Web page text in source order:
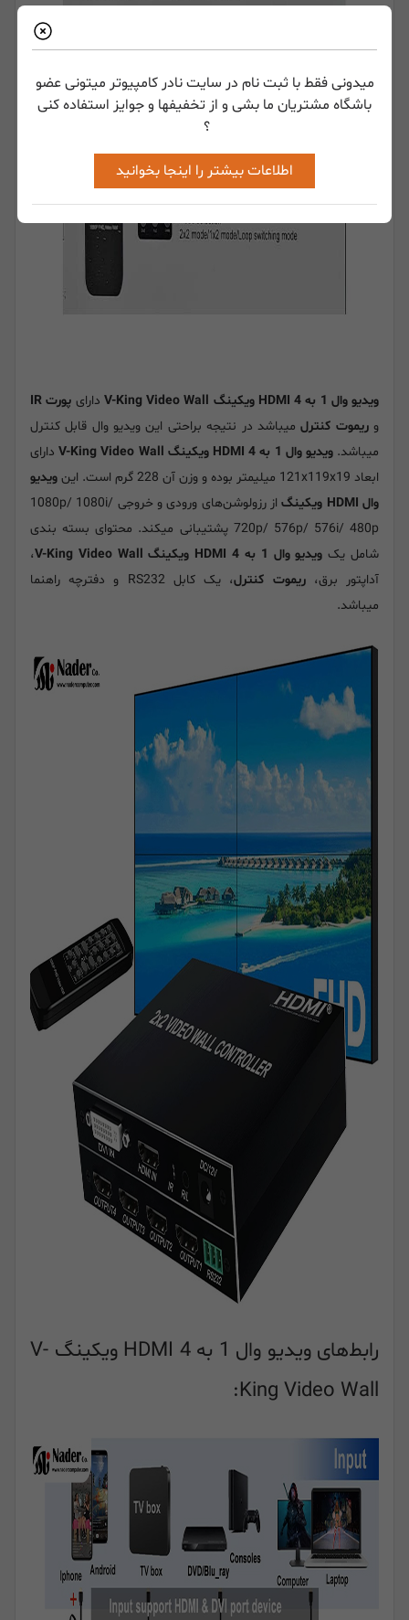
میدونی فقط با ثبت نام در سایت نادر کامپیوتر میتونی عضو
باشگاه مشتریان ما بشی و از تخفیفها و جوایز استفاده کنی
؟
اطلاعات بیشتر را اینجا بخوانید
ویدیو وال 1 به 4 HDMI ویکینگ V-King Video Wall دارای پورت IR
وریموت کنترلمیباشد در نتیجه براحتی این ویدیو وال قابل کنترل
میباشد.ویدیو وال 1 به 4 HDMI ویکینگ V-King Video Wall
دارای
ابعاد 121x119x19 میلیمتر بوده و وزن آن 228 گرم است. این
ویدیو
وال HDMI ویکینگ
از رزولوشن‌های ورودی و خروجی 1080p/ 1080i/
720p/ 576p/ 576i/ 480p پشتیبانی میکند. محتوای بسته بندی
شامل یک ویدیو وال 1 به 4 HDMI ویکینگ V-King Video Wall
،
آداپتور برق،ریموت کنترل
، یک کابل RS232 و دفترچه راهنما
میباشد.
رابط‌های ویدیو وال 1 به 4 HDMI ویکینگ V-
King Video Wall: